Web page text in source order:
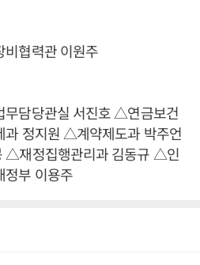
협력관 이원주
담당관실 서진호 △연금보건
정지원 △계약제도과 박주언
△재정집행관리과 김동규 △인
부 이용주